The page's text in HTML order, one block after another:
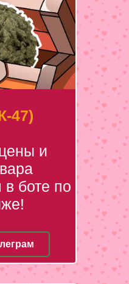
47)
и
в боте по